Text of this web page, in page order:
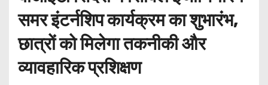
समर इंटर्नशिप कार्यक्रम का शुभारंभ,
छात्रों को मिलेगा तकनीकी और
व्यावहारिक प्रशिक्षण